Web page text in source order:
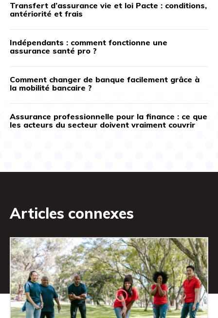
Transfert d’assurance vie et loi Pacte : conditions,
antériorité et frais
Indépendants : comment fonctionne une
assurance santé pro ?
Comment changer de banque facilement grâce à
la mobilité bancaire ?
Assurance professionnelle pour la finance : ce que
les acteurs du secteur doivent vraiment couvrir
Articles connexes